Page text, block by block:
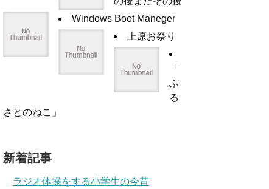
Windows Boot Maneger
上原お祭り
「
ふ
る
さとのねこ」
新着記事
ラジオ体操をする小学生の今昔